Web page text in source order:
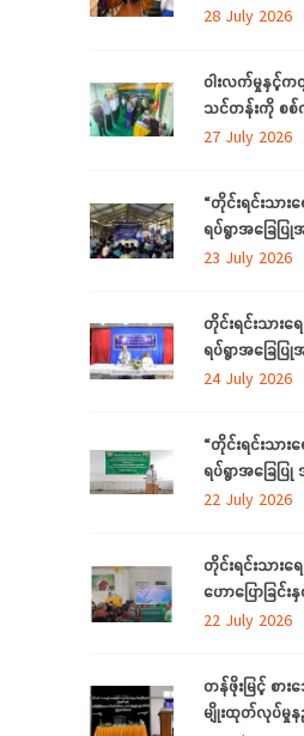
28 July 2026
ဝါးလက်မှုနှင့်က
သင်တန်းကို စစ်
လှစ်
27 July 2026
“တိုင်းရင်းသား
ရပ်ရွာအခြေပြု
လိုအပ်ချက်တို့ကို ဆ
ကျင်းပပြုလုပ်
23 July 2026
တိုင်းရင်းသားရ
ရပ်ရွာအခြေပြု
လိုအပ်ချက်တို့ကို
ပြုလုပ်
24 July 2026
“တိုင်းရင်းသား
ရပ်ရွာအခြေပြု
ပညာလိုအပ်ချက်
ကို ရန်ကုန်တိုင်
22 July 2026
တိုင်းရင်းသားရ
ဟောပြောခြင်း
အသက်မွေးဝမ်း
မွန်ပြည်နယ်တွင်
22 July 2026
တန်ဖိုးမြင့် စာ
မျိုးထုတ်လုပ်မှု